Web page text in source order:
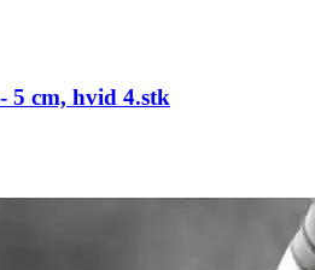
5 cm, hvid 4.stk